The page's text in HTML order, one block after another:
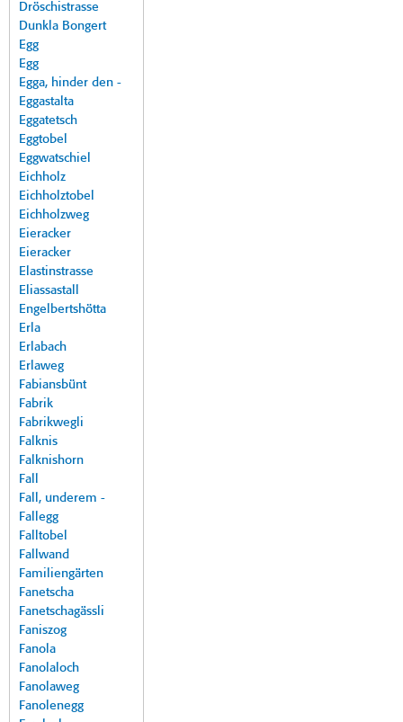
Dröschistrasse
Dunkla Bongert
Egg
Egg
Egga, hinder den -
Eggastalta
Eggatetsch
Eggtobel
Eggwatschiel
Eichholz
Eichholztobel
Eichholzweg
Eieracker
Eieracker
Elastinstrasse
Eliassastall
Engelbertshötta
Erla
Erlabach
Erlaweg
Fabiansbünt
Fabrik
Fabrikwegli
Falknis
Falknishorn
Fall
Fall, underem -
Fallegg
Falltobel
Fallwand
Familiengärten
Fanetscha
Fanetschagässli
Faniszog
Fanola
Fanolaloch
Fanolaweg
Fanolenegg